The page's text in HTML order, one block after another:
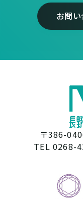
お問
〒386-
TEL 0268-